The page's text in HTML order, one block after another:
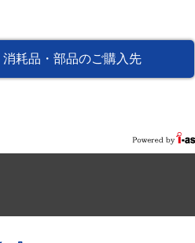
消耗品・部品のご購入先